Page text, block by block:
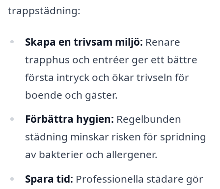
trappstädning:
Skapa en trivsam miljö: Renare
trapphus och entréer ger ett bättre
första intryck och ökar trivseln för
boende och gäster.
Förbättra hygien: Regelbunden
städning minskar risken för spridning
av bakterier och allergener.
Spara tid: Professionella städare gör